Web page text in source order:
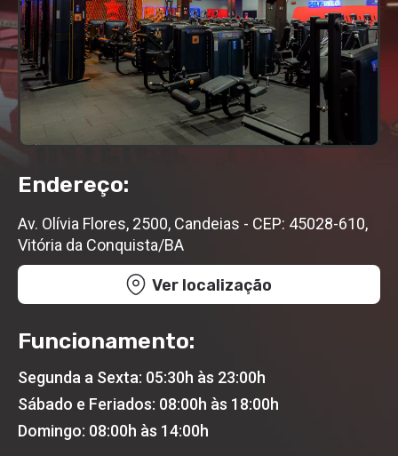
Endereço:
Av. Olívia Flores, 2500, Candeias - CEP: 45028-610,
Vitória da Conquista/BA
Ver localização
Funcionamento:
Segunda a Sexta: 05:30h às 23:00h
Sábado e Feriados: 08:00h às 18:00h
Domingo: 08:00h às 14:00h